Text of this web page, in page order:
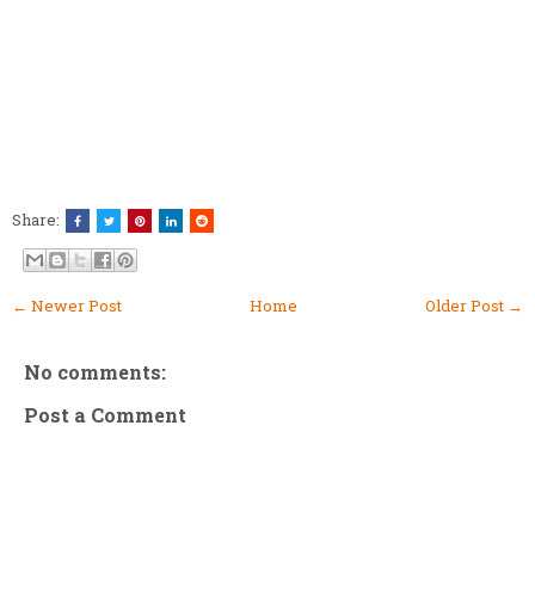
Share:
← Newer Post Older Post →
Home
No comments:
Post a Comment